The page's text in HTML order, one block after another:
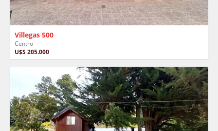
Villegas 500
Centro
U$S 205.000